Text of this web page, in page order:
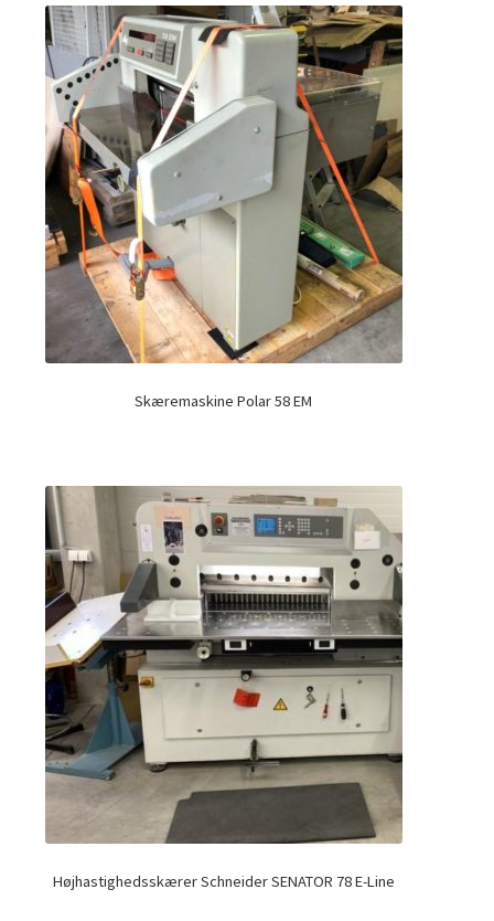
Skæremaskine Polar 58 EM
Højhastighedsskærer Schneider SENATOR 78 E-Line